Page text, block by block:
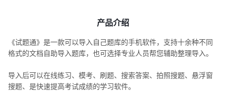
产品介绍
《试题通》是一款可以导入自己题库的手机软件，支持十余种不同
格式的文档自助导入题库，也可选择专业人员帮您辅助整理导入。
导入后可以在线练习、模考、刷题、搜索答案、拍照搜题、悬浮窗
搜题、是快速提高考试成绩的学习软件。